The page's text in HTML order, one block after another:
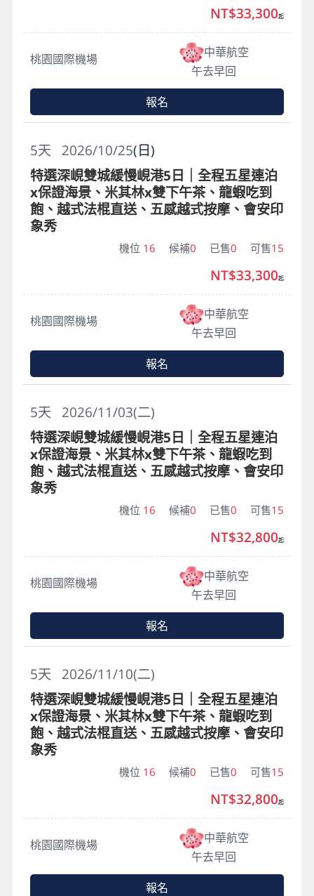
桃園國際機場
中華航空
午去早回
NT$33,300起
報名
2026/10/25(日)
5天
特選深峴雙城緩慢峴港5日｜全程五星連泊
x保證海景、米其林x雙下午茶、龍蝦吃到
飽、越式法棍直送、五感越式按摩、會安印
象秀
機位 16 候補0 已售0 可售15
桃園國際機場
中華航空
午去早回
NT$33,300起
報名
2026/11/03(二)
5天
特選深峴雙城緩慢峴港5日｜全程五星連泊
x保證海景、米其林x雙下午茶、龍蝦吃到
飽、越式法棍直送、五感越式按摩、會安印
象秀
機位 16 候補0 已售0 可售15
桃園國際機場
中華航空
午去早回
NT$32,800起
報名
2026/11/10(二)
5天
特選深峴雙城緩慢峴港5日｜全程五星連泊
x保證海景、米其林x雙下午茶、龍蝦吃到
飽、越式法棍直送、五感越式按摩、會安印
象秀
機位 16 候補0 已售0 可售15
桃園國際機場
中華航空
午去早回
NT$32,800起
報名